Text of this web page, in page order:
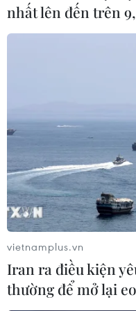
Tuyên Quang
Vĩnh Long
Vĩnh
Theo dõi VietnamPlus
TIN LIÊN QUAN
nhất lên đến trên
vietnamplus.vn
Iran ra điều kiện
thường để mở lại